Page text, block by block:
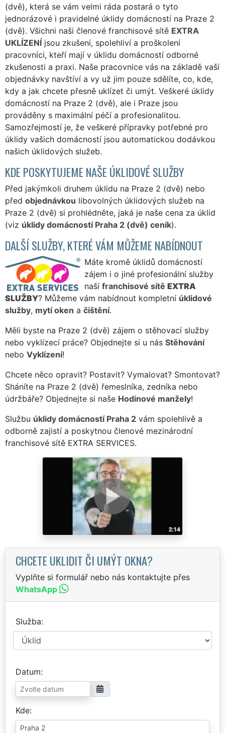
(dvě), která se vám velmi ráda postará o tyto
jednorázové i pravidelné úklidy domácností na Praze 2
(dvě). Všichni naši členové franchisové sítě EXTRA
UKLÍZENÍ jsou zkušení, spolehliví a proškolení
pracovníci, kteří mají v úklidu domácností odborné
zkušenosti a praxi. Naše pracovnice vás na základě vaší
objednávky navštíví a vy už jim pouze sdělíte, co, kde,
kdy a jak chcete přesně uklízet či umýt. Veškeré úklidy
domácností na Praze 2 (dvě), ale i Praze jsou
prováděny s maximální péčí a profesionalitou.
Samozřejmostí je, že veškeré přípravky potřebné pro
úklidy vašich domácností jsou automatickou dodávkou
našich úklidových služeb.
KDE POSKYTUJEME NAŠE ÚKLIDOVÉ SLUŽBY
Před jakýmkoli druhem úklidu na Praze 2 (dvě) nebo
před objednávkou libovolných úklidových služeb na
Praze 2 (dvě) si prohlédněte, jaká je naše cena za úklid
(viz úklidy domácností Praha 2 (dvě) ceník).
DALŠÍ SLUŽBY, KTERÉ VÁM MŮŽEME NABÍDNOUT
Máte kromě úklidů domácností
zájem i o jiné profesionální služby
naší franchisové sítě EXTRA
SLUŽBY? Můžeme vám nabídnout kompletní úklidové
služby, mytí oken a čištění.
Měli byste na Praze 2 (dvě) zájem o stěhovací služby
nebo vyklízecí práce? Objednejte si u nás Stěhování
nebo Vyklízení!
Chcete něco opravit? Postavit? Vymalovat? Smontovat?
Sháníte na Praze 2 (dvě) řemeslníka, zedníka nebo
údržbáře? Objednejte si naše Hodinové manžely!
Službu úklidy domácností Praha 2 vám spolehlivě a
odborně zajistí a poskytnou členové mezinárodní
franchisové sítě EXTRA SERVICES.
CHCETE UKLIDIT ČI UMÝT OKNA?
Vyplňte si formulář nebo nás kontaktujte přes
WhatsApp
Služba
Datum
Kde